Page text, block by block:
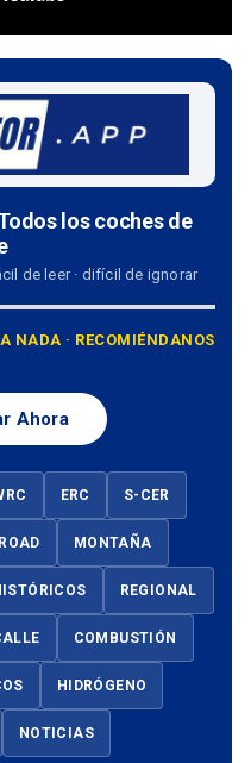
los coches de
de leer · difícil de ignorar
NADA · RECOMIÉNDANOS
Ahora
ERC S-CER
MONTAÑA
REGIONAL
COMBUSTIÓN
HIDRÓGENO
NOTICIAS